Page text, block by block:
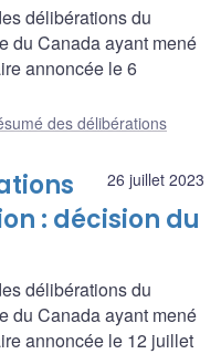
délibérations du
du Canada ayant mené
annoncée le 6
des délibérations
26 juillet 2023
: décision du
délibérations du
du Canada ayant mené
annoncée le 12 juillet